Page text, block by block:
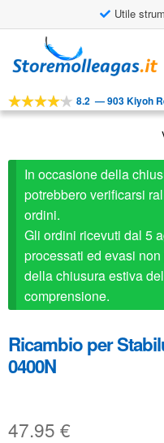
Utile
alla
al
STRUMENTI
APPLICAZIONI
SERVIZIO CLIENTI
FAQ
8.2 —903 Kiyoh
In occasione della
potrebbero verificarsi
ordini.
Gli ordini ricevuti dal 5
processati ed evasi
della chiusura estiva
comprensione.
Ricambio per
0400N
47.95 €